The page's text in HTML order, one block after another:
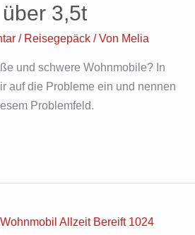
3,5t
/ Reisegepäck / Von Melia
und schwere Wohnmobile? In
auf die Probleme ein und nennen
Problemfeld.